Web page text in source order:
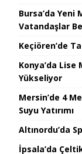
Bursa’da Yeni
Vatandaşlar
Keçiören’de
Konya’da
Yükseliyor
Mersin’de 4
Suyu Yatırımı
Altınordu’da
İpsala’da